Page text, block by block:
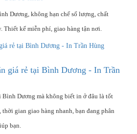
Dương, không hạn chế số lượng, chất
Thiết kế miễn phí, giao hàng tận nơi.
giá rẻ tại Bình Dương - In Trần
Bình Dương mà không biết in ở đâu là tốt
thời gian giao hàng nhanh, bạn đang phân
bạn.